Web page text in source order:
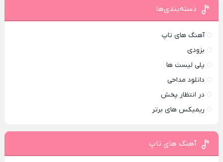
دسته‌بندی‌ها
آهنگ های تاپ
بزودی
پلی لیست ها
دانلود مداحی
در انتظار پخش
ریمیکس های برتر
آهنگ های تاپ